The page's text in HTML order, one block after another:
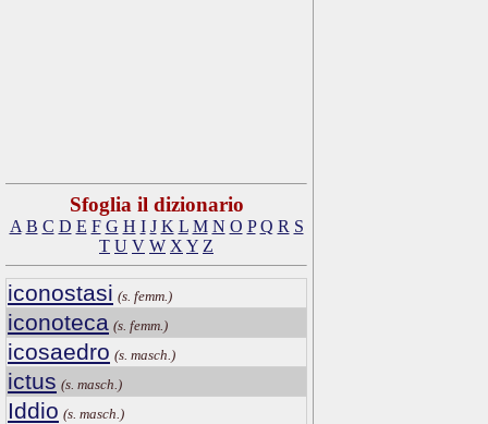
Sfoglia il dizionario
A B C D E F G H I J K L M N O P Q R S
T U V W X Y Z
iconostasi (s. femm.)
iconoteca (s. femm.)
icosaedro (s. masch.)
ictus (s. masch.)
Iddio (s. masch.)